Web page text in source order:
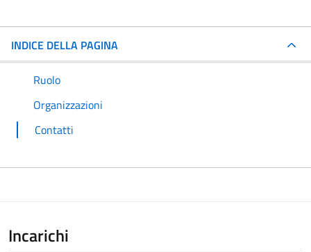
INDICE DELLA PAGINA
Ruolo
Organizzazioni
Contatti
Incarichi